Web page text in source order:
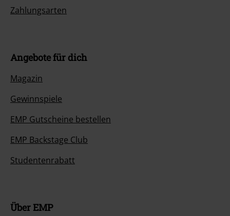
Zahlungsarten
Angebote für dich
Magazin
Gewinnspiele
EMP Gutscheine bestellen
EMP Backstage Club
Studentenrabatt
Über EMP